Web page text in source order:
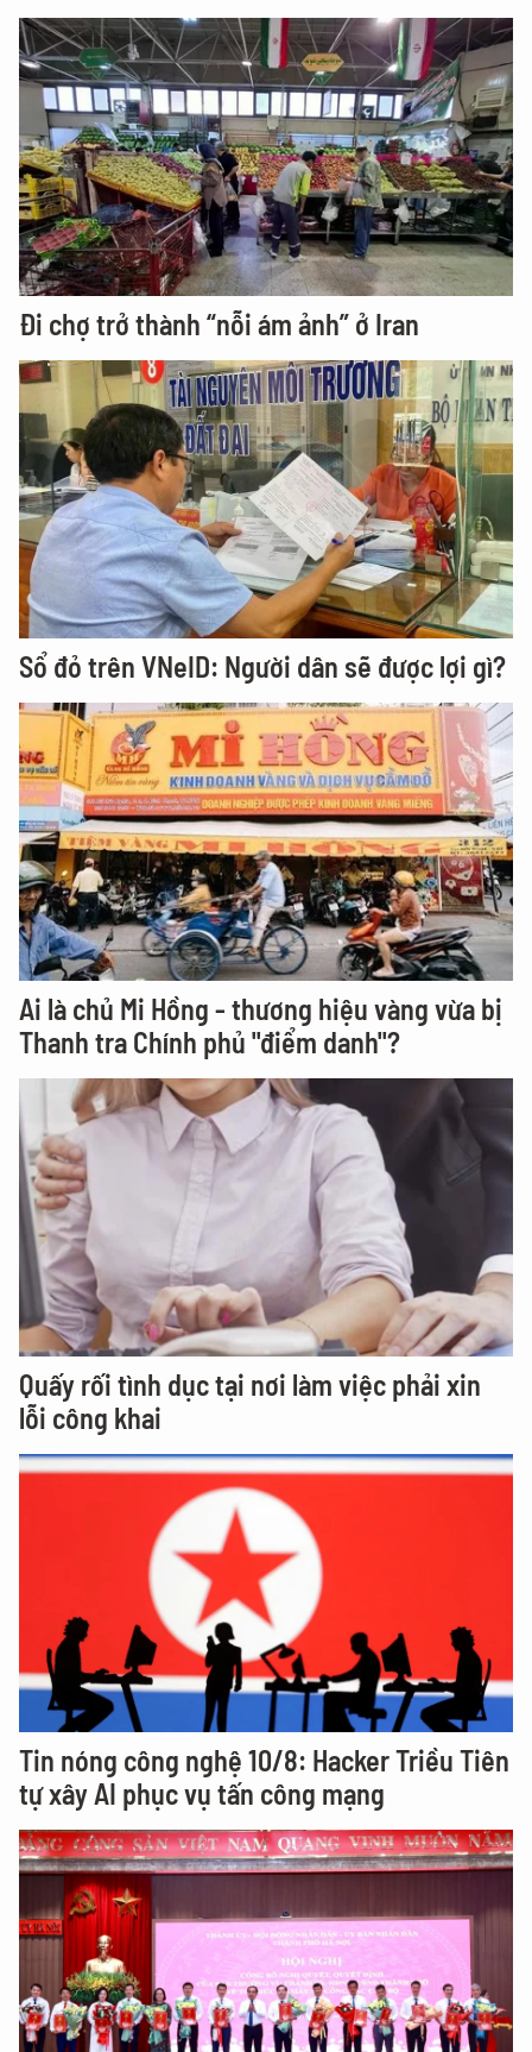
Đi chợ trở thành “nỗi ám ảnh” ở Iran
Sổ đỏ trên VNeID: Người dân sẽ được lợi gì?
Ai là chủ Mi Hồng - thương hiệu vàng vừa bị
Thanh tra Chính phủ "điểm danh"?
Quấy rối tình dục tại nơi làm việc phải xin
lỗi công khai
Tin nóng công nghệ 10/8: Hacker Triều Tiên
tự xây AI phục vụ tấn công mạng